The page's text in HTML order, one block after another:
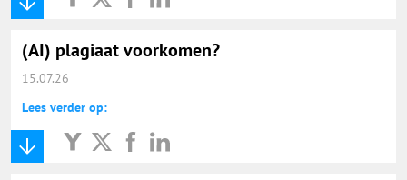
(AI) plagiaat voorkomen?
15.07.26
Lees verder op: